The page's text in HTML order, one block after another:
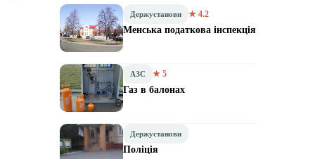
Держустанови ★ 4.2
Менська податкова інспекція
АЗС ★ 5
Газ в балонах
Держустанови
Поліція